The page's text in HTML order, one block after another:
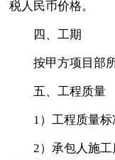
税人民币价格。
四、工期
按甲方项目部
五、工程质量
1）工程质量标
2）承包人施工